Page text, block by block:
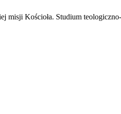
misji Kościoła. Studium